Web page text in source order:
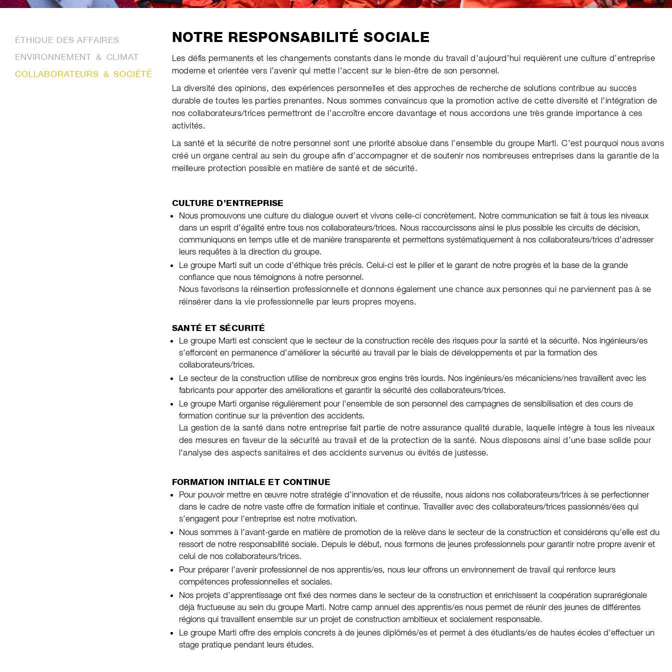
ÉTHIQUE DES AFFAIRES
ENVIRONNEMENT ＆ CLIMAT
COLLABORATEURS ＆ SOCIÉTÉ
NOTRE RESPONSABILITÉ SOCIALE
Les défis permanents et les changements constants dans le monde du travail d’aujourd’hui requièrent une culture d’entreprise
moderne et orientée vers l’avenir qui mette l’accent sur le bien-être de son personnel.
La diversité des opinions, des expériences personnelles et des approches de recherche de solutions contribue au succès
durable de toutes les parties prenantes. Nous sommes convaincus que la promotion active de cette diversité et l’intégration de
nos collaborateurs/trices permettront de l’accroître encore davantage et nous accordons une très grande importance à ces
activités.
La santé et la sécurité de notre personnel sont une priorité absolue dans l’ensemble du groupe Marti. C’est pourquoi nous avons
créé un organe central au sein du groupe afin d’accompagner et de soutenir nos nombreuses entreprises dans la garantie de la
meilleure protection possible en matière de santé et de sécurité.
CULTURE D’ENTREPRISE
Nous promouvons une culture du dialogue ouvert et vivons celle-ci concrètement. Notre communication se fait à tous les niveaux
dans un esprit d’égalité entre tous nos collaborateurs/trices. Nous raccourcissons ainsi le plus possible les circuits de décision,
communiquons en temps utile et de manière transparente et permettons systématiquement à nos collaborateurs/trices d’adresser
leurs requêtes à la direction du groupe.
Le groupe Marti suit un code d’éthique très précis. Celui-ci est le pilier et le garant de notre progrès et la base de la grande
confiance que nous témoignons à notre personnel.
Nous favorisons la réinsertion professionnelle et donnons également une chance aux personnes qui ne parviennent pas à se
réinsérer dans la vie professionnelle par leurs propres moyens.
SANTÉ ET SÉCURITÉ
Le groupe Marti est conscient que le secteur de la construction recèle des risques pour la santé et la sécurité. Nos ingénieurs/es
s’efforcent en permanence d’améliorer la sécurité au travail par le biais de développements et par la formation des
collaborateurs/trices.
Le secteur de la construction utilise de nombreux gros engins très lourds. Nos ingénieurs/es mécaniciens/nes travaillent avec les
fabricants pour apporter des améliorations et garantir la sécurité des collaborateurs/trices.
Le groupe Marti organise régulièrement pour l’ensemble de son personnel des campagnes de sensibilisation et des cours de
formation continue sur la prévention des accidents.
La gestion de la santé dans notre entreprise fait partie de notre assurance qualité durable, laquelle intègre à tous les niveaux
des mesures en faveur de la sécurité au travail et de la protection de la santé. Nous disposons ainsi d’une base solide pour
l’analyse des aspects sanitaires et des accidents survenus ou évités de justesse.
FORMATION INITIALE ET CONTINUE
Pour pouvoir mettre en œuvre notre stratégie d’innovation et de réussite, nous aidons nos collaborateurs/trices à se perfectionner
dans le cadre de notre vaste offre de formation initiale et continue. Travailler avec des collaborateurs/trices passionnés/ées qui
s’engagent pour l’entreprise est notre motivation.
Nous sommes à l’avant-garde en matière de promotion de la relève dans le secteur de la construction et considérons qu’elle est du
ressort de notre responsabilité sociale. Depuis le début, nous formons de jeunes professionnels pour garantir notre propre avenir et
celui de nos collaborateurs/trices.
Pour préparer l’avenir professionnel de nos apprentis/es, nous leur offrons un environnement de travail qui renforce leurs
compétences professionnelles et sociales.
Nos projets d’apprentissage ont fixé des normes dans le secteur de la construction et enrichissent la coopération suprarégionale
déjà fructueuse au sein du groupe Marti. Notre camp annuel des apprentis/es nous permet de réunir des jeunes de différentes
régions qui travaillent ensemble sur un projet de construction ambitieux et socialement responsable.
Le groupe Marti offre des emplois concrets à de jeunes diplômés/es et permet à des étudiants/es de hautes écoles d’effectuer un
stage pratique pendant leurs études.